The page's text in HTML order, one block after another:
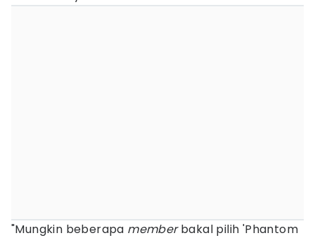
"Mungkin beberapa memberbakal pilih 'Phantom